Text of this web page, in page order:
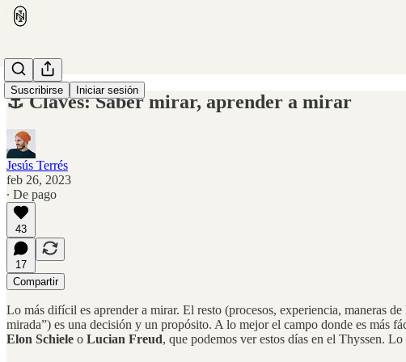
Suscribirse Iniciar sesión
⚓️ Claves: Saber mirar, aprender a mirar
Jesús Terrés
feb 26, 2023
∙ De pago
43
17
Compartir
Lo más difícil es aprender a mirar. El resto (procesos, experiencia, maneras
mirada”) es una decisión y un propósito. A lo mejor el campo donde es más
Elon Schiele o Lucian Freud, que podemos ver estos días en el Thyssen.